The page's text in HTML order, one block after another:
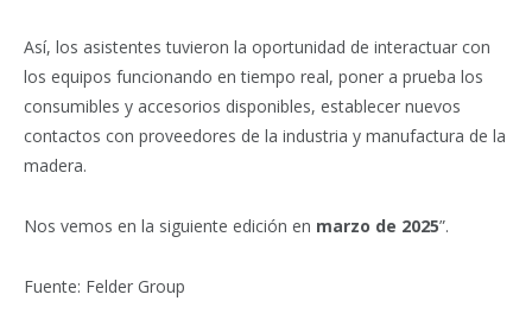
Así, los asistentes tuvieron la oportunidad de interactuar con
los equipos funcionando en tiempo real, poner a prueba los
consumibles y accesorios disponibles, establecer nuevos
contactos con proveedores de la industria y manufactura de la
madera.
Nos vemos en la siguiente edición en marzo de 2025”.
Fuente: Felder Group